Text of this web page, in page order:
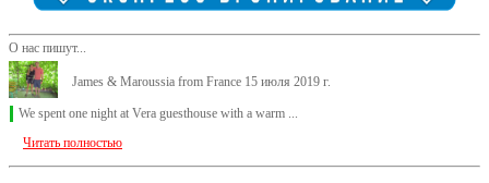
О нас пишут...
James & Maroussia from France 15 июля 2019 г.
We spent one night at Vera guesthouse with a warm ...
Читать полностью